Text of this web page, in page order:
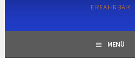
ERFAHRBAR
MENÜ